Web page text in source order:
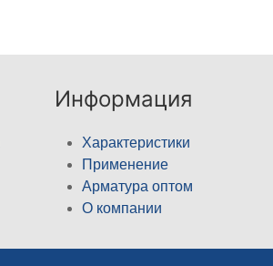
Информация
Характеристики
Применение
Арматура оптом
О компании